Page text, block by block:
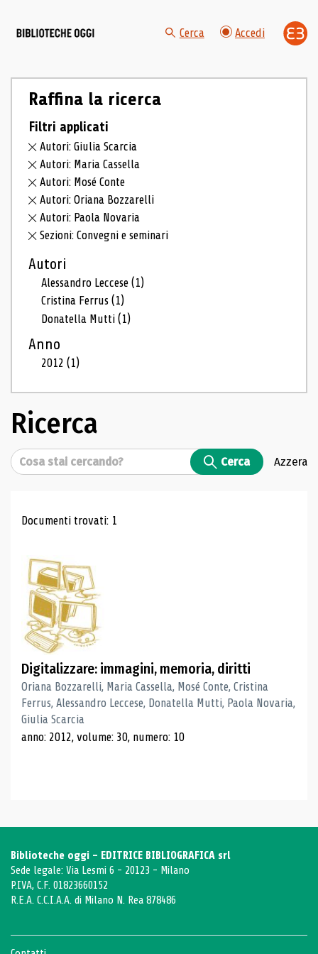
Cerca Accedi
Raffina la ricerca
Filtri applicati
Autori: Giulia Scarcia
Autori: Maria Cassella
Autori: Mosé Conte
Autori: Oriana Bozzarelli
Autori: Paola Novaria
Sezioni: Convegni e seminari
Autori
Alessandro Leccese(1)
Cristina Ferrus(1)
Donatella Mutti(1)
Anno
2012(1)
Ricerca
Cerca Cerca Azzera
Risultati di ricerca
Documenti trovati: 1
Digitalizzare: immagini, memoria, diritti
Oriana Bozzarelli, Maria Cassella, Mosé Conte, Cristina
Ferrus, Alessandro Leccese, Donatella Mutti, Paola Novaria,
Giulia Scarcia
anno: 2012, volume: 30, numero: 10
Biblioteche oggi - EDITRICE BIBLIOGRAFICA srl
Sede legale: Via Lesmi 6 - 20123 - Milano
P.IVA, C.F. 01823660152
R.E.A. C.C.I.A.A. di Milano N. Rea 878486